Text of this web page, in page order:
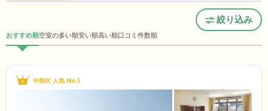
絞り込み
おすすめ順空室の多い順安い順高い順口コミ件数順
中野区 人気 No.1